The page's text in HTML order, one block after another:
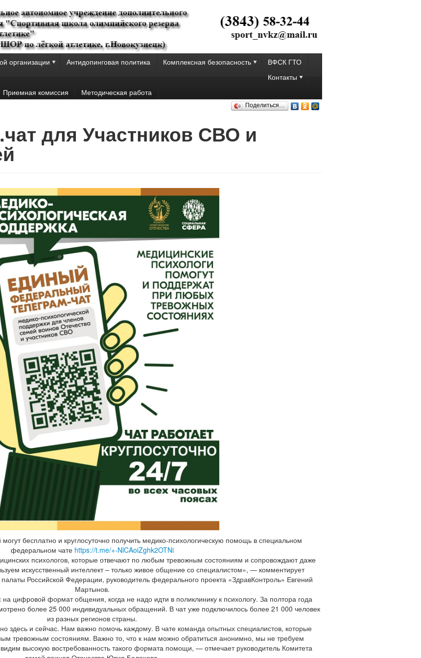
организации Антидопинговая политика Комплексная безопасность
ВФСК ГТО
Контакты
Приемная комиссия Методическая работа
Поделиться…
для Участников СВО и
бесплатно и круглосуточно получить медико-психологическую помощь в специальном
федеральном чате https://t.me/+-NlCAoiZghk2OTNi
психологов, которые отвечают по любым тревожным состояниям и сопровождают даже
искусственный интеллект – только живое общение со специалистом», — комментирует
Российской Федерации, руководитель федерального проекта «ЗдравКонтроль» Евгений
Мартынов.
на цифровой формат общения, когда не надо идти в поликлинику к психологу. За полтора года
более 25 000 индивидуальных обращений. В чат уже подключилось более 21 000 человек
из разных регионов страны.
здесь и сейчас. Нам важно помочь каждому. В чате команда опытных специалистов, которые
тревожным состояниям. Важно то, что к нам можно обратиться анонимно, мы не требуем
высокую востребованность такого формата помощи, — отмечает руководитель Комитета